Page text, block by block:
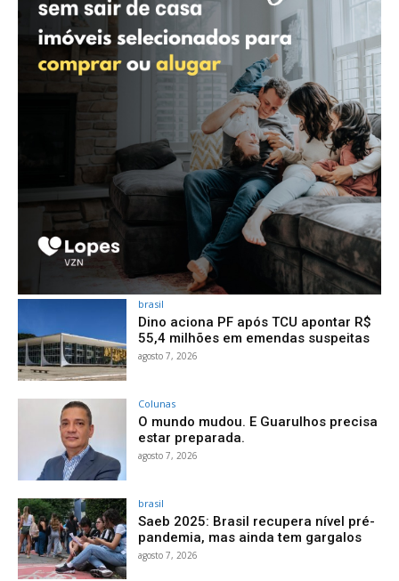
brasil
Dino aciona PF após TCU apontar R$
55,4 milhões em emendas suspeitas
agosto 7, 2026
Colunas
O mundo mudou. E Guarulhos precisa
estar preparada.
agosto 7, 2026
brasil
Saeb 2025: Brasil recupera nível pré-
pandemia, mas ainda tem gargalos
agosto 7, 2026